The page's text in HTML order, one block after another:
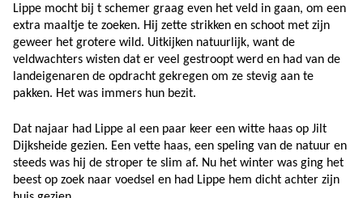
Lippe mocht bij t schemer graag even het veld in gaan, om een
extra maaltje te zoeken. Hij zette strikken en schoot met zijn
geweer het grotere wild. Uitkijken natuurlijk, want de
veldwachters wisten dat er veel gestroopt werd en had van de
landeigenaren de opdracht gekregen om ze stevig aan te
pakken. Het was immers hun bezit.
Dat najaar had Lippe al een paar keer een witte haas op Jilt
Dijksheide gezien. Een vette haas, een speling van de natuur en
steeds was hij de stroper te slim af. Nu het winter was ging het
beest op zoek naar voedsel en had Lippe hem dicht achter zijn